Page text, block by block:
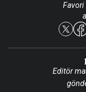
Reklam Ver
Favori
Editör